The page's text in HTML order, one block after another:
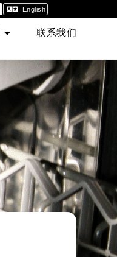
English
联系我们